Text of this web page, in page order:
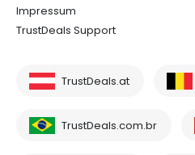
Impressum
TrustDeals Support
TrustDeals.at
TrustDeals.com.br